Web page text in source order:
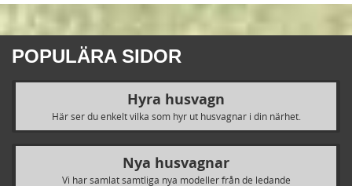
POPULÄRA SIDOR
Hyra husvagn
Här ser du enkelt vilka som hyr ut husvagnar i din närhet.
Nya husvagnar
Vi har samlat samtliga nya modeller från de ledande